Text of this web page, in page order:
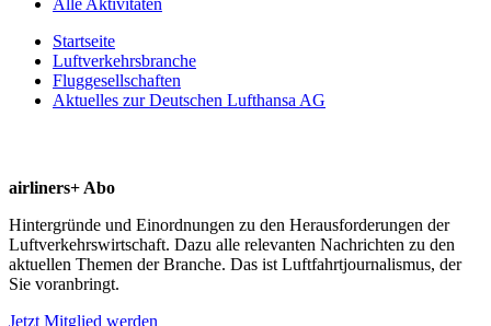
Startseite
Luftverkehrsbranche
Fluggesellschaften
Aktuelles zur Deutschen Lufthansa AG
airliners+ Abo
Hintergründe und Einordnungen zu den Herausforderungen der
Luftverkehrswirtschaft. Dazu alle relevanten Nachrichten zu den
aktuellen Themen der Branche. Das ist Luftfahrtjournalismus, der
Sie voranbringt.
Jetzt Mitglied werden